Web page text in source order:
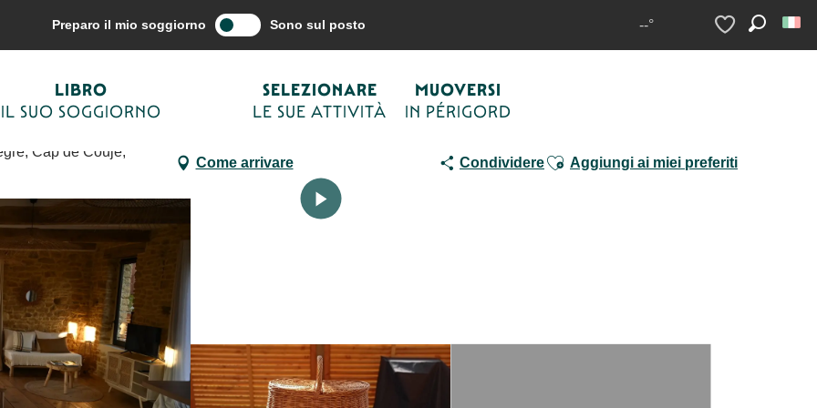
Preparo il mio soggiorno Sono sul posto --°
Voir les favoris
LIBRO
IL SUO SOGGIORNO
SELEZIONARE
LE SUE ATTIVITÀ
MUOVERSI
IN PÉRIGORD
del viaggio Alloggio Affitti vacanze – Gîtes Douceur de Vivre
Cap de Couje,
Come arrivare CondividereAjouter aux favoris
Aggiungi ai miei preferiti